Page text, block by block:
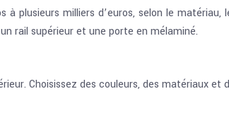
à plusieurs milliers d’euros, selon le
rail supérieur et une porte en mélaminé.
Choisissez des couleurs, des matériaux